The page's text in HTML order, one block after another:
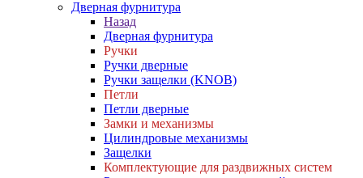
Дверная фурнитура
Назад
Дверная фурнитура
Ручки
Ручки дверные
Ручки защелки (KNOB)
Петли
Петли дверные
Замки и механизмы
Цилиндровые механизмы
Защелки
Комплектующие для раздвижных систем